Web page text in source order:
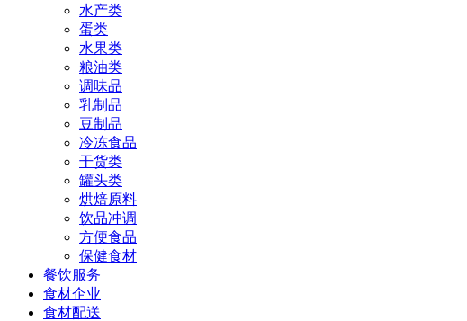
水产类
蛋类
水果类
粮油类
调味品
乳制品
豆制品
冷冻食品
干货类
罐头类
烘焙原料
饮品冲调
方便食品
保健食材
餐饮服务
食材企业
食材配送